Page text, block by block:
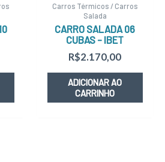
Carros Térmicos / Carros
Salada
CARRO SALADA 06
CUBAS – IBET
R$2.170,00
ADICIONAR AO
CARRINHO